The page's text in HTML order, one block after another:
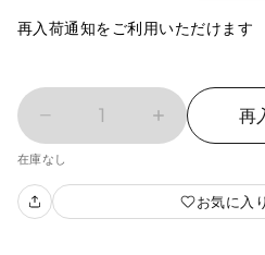
再入荷通知をご利用いただけます
1 再
在庫なし
お気に入